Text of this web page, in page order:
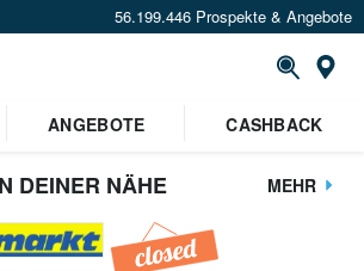
56.199.446 Prospekte & Angebote
ANGEBOTE CASHBACK
DEINER NÄHE MEHR